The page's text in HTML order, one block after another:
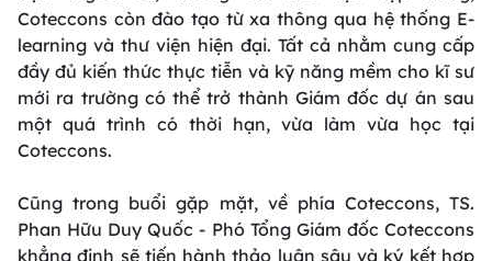
Coteccons còn đào tạo từ xa thông qua hệ thống E-
learning và thư viện hiện đại. Tất cả nhằm cung cấp
đầy đủ kiến thức thực tiễn và kỹ năng mềm cho kĩ sư
mới ra trường có thể trở thành Giám đốc dự án sau
một quá trình có thời hạn, vừa làm vừa học tại
Coteccons.
Cũng trong buổi gặp mặt, về phía Coteccons, TS.
Phan Hữu Duy Quốc - Phó Tổng Giám đốc Coteccons
khẳng định sẽ tiến hành thảo luận sâu và ký kết hợp